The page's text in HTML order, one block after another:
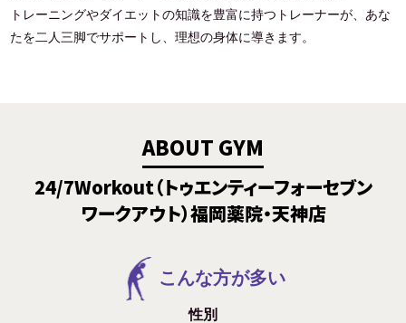
トレーニングやダイエットの知識を豊富に持つトレーナーが、あな
たを二人三脚でサポートし、理想の身体に導きます。
ABOUT GYM
24/7Workout（トゥエンティーフォーセブン
ワークアウト）福岡薬院・天神店
こんな方が多い
性別